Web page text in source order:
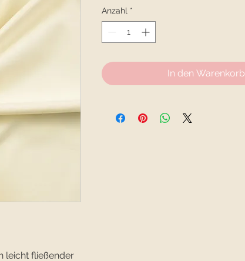
leicht fließender
0.1
Meter
Anzahl *
In den Warenkorb